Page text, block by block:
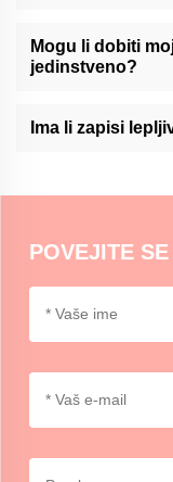
vrhunskih materijala.
Mogu li dobiti
jedinstveno?
kontaktirajte nas
Ima li zapisi
preferencija i
POVEJITE